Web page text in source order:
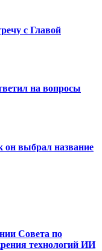
с Главой
на вопросы
он выбрал название
Совета по
технологий ИИ